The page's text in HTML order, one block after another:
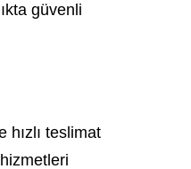
güvenli
hızlı teslimat